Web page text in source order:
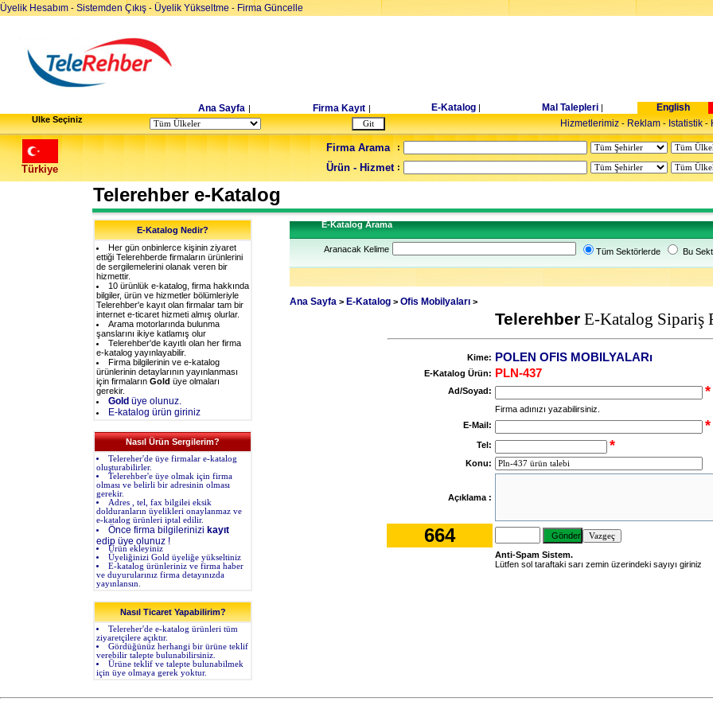
Üyelik Hesabım - Sistemden Çıkış - Üyelik Yükseltme - Firma Güncelle
Ana Sayfa | Firma Kayıt | E-Katalog| Mal Talepleri | English
Ulke Seçiniz Hizmetlerimiz-Reklam-Istatistik-
Türkiye
Firma Arama :
Ürün - Hizmet :
Telerehber e-Katalog
E-Katalog Nedir?
Her gün onbinlerce kişinin ziyaret
ettiği Telerehberde firmaların ürünlerini
de sergilemelerini olanak veren bir
hizmettir.
10 ürünlük e-katalog, firma hakkında
bilgiler, ürün ve hizmetler bölümleriyle
Telerehber'e kayıt olan firmalar tam bir
internet e-ticaret hizmeti almış olurlar.
Arama motorlarında bulunma
şanslarını ikiye katlamış olur
Telerehber'de kayıtlı olan her firma
e-katalog yayınlayabilir.
Firma bilgilerinin ve e-katalog
ürünlerinin detaylarının yayınlanması
için firmaların Gold üye olmaları
gerekir.
Gold üye olunuz.
E-katalog ürün giriniz
Nasıl Ürün Sergilerim?
Telereher'de üye firmalar e-katalog
oluşturabilirler.
Telerehber'e üye olmak için firma
olması ve belirli bir adresinin olması
gerekir.
Adres , tel, fax bilgilei eksik
dolduranların üyelikleri onaylanmaz ve
e-katalog ürünleri iptal edilir.
Önce firma bilgilerinizi kayıt
edip üye olunuz !
Ürün ekleyiniz
Üyeliğinizi Gold üyeliğe yükseltiniz
E-katalog ürünleriniz ve firma haber
ve duyurularınız firma detayınızda
yayınlansın.
Nasıl Ticaret Yapabilirim?
Telereher'de e-katalog ürünleri tüm
ziyaretçilere açıktır.
Gördüğünüz herhangi bir ürüne teklif
verebilir talepte bulunabilirsiniz.
Ürüne teklif ve talepte bulunabilmek
için üye olmaya gerek yoktur.
E-Katalog Arama
Aranacak Kelime Tüm Sektörlerde Bu
Ana Sayfa > E-Katalog> Ofis Mobilyaları>
TelerehberE-Katalog Sipariş
Kime: POLEN OFIS MOBILYALARı
E-Katalog Ürün: PLN-437
Ad/Soyad: *
Firma adınızı yazabilirsiniz.
E-Mail:
*
Tel: *
Konu:
Açıklama :
664
Anti-Spam Sistem.
Lütfen sol taraftaki sarı zemin üzerindeki sayıyı giriniz